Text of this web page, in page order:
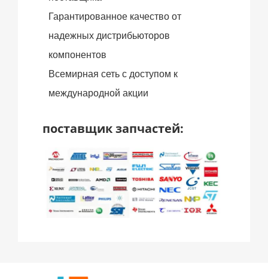
Гарантированное качество от
надежных дистрибьюторов
компонентов
Всемирная сеть с доступом к
международной акции
поставщик запчастей: